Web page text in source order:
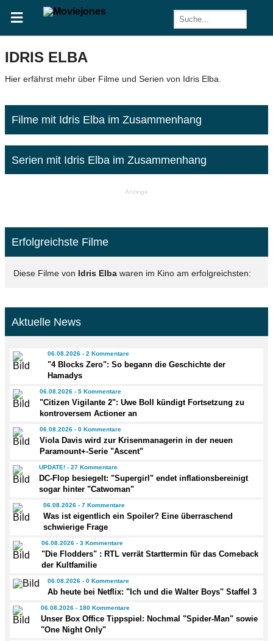
IDRIS ELBA
Hier erfährst mehr über Filme und Serien von Idris Elba.
Filme mit Idris Elba im Zusammenhang
Serien mit Idris Elba im Zusammenhang
Anzeige
Erfolgreichste Filme
Diese Filme von Idris Elba waren im Kino am erfolgreichsten:
Aktuelle News
06.08.2026 - 2 Kommentare
"4 Blocks Zero": So begann die Geschichte der
Hamadys
06.08.2026 - 5 Kommentare
"Citizen Vigilante 2": Uwe Boll kündigt Fortsetzung zu
kontroversem Actioner an
06.08.2026 - 0 Kommentare
Viola Davis wird zur Krisenmanagerin in der neuen
Paramount+-Serie "Ascent"
UPDATE! - 27 Kommentare
DC-Flop besiegelt: "Supergirl" endet inflationsbereinigt
sogar hinter "Catwoman"
06.08.2026 - 7 Kommentare
Was ist eigentlich ein Spoiler? Eine überraschend
schwierige Frage
06.08.2026 - 3 Kommentare
"Die Flodders" : RTL verrät Starttermin für das Comeback
der Kultfamilie
06.08.2026 - 0 Kommentare
Ab heute bei Netflix: "Ich und die Walter Boys" Staffel 3
06.08.2026 - 180 Kommentare
Unser Box Office Tippspiel: Nochmal "Spider-Man" sowie
"One Night Only"